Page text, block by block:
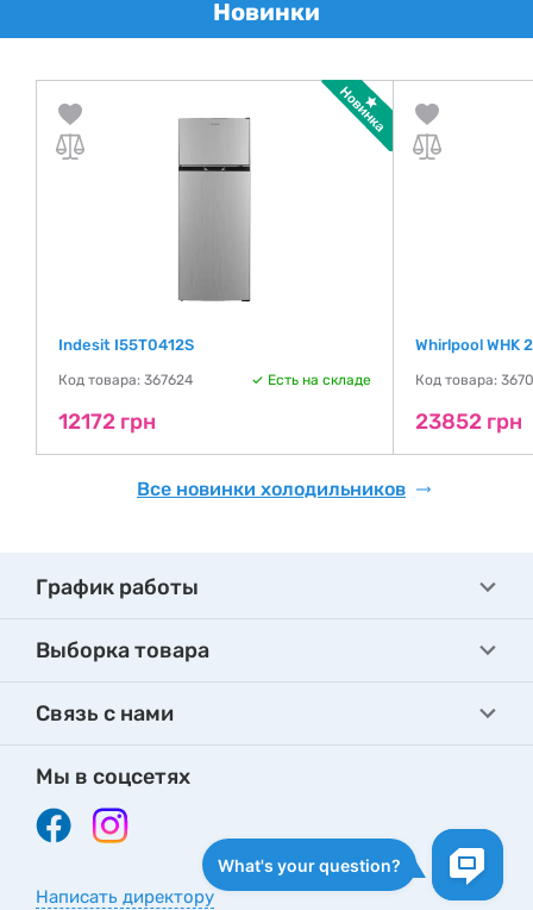
Новинки
Indesit I55T0412S
Код товара: 367624 Есть на складе
12172 грн
Whirlpool WHK
Код товара:
23852 грн
Все новинки холодильников
График работы
Выборка товара
Связь с нами
Мы в соцсетях
Написать директору